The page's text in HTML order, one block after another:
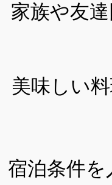
家族や友
美味しい
宿泊条件